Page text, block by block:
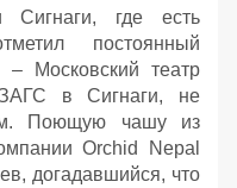
где есть
постоянный
Московский театр
в Сигнаги, не
Поющую чашу из
Orchid Nepal
догадавшийся, что